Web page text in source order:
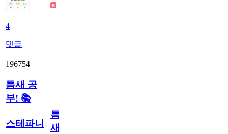
4
댓글
196754
틈새 공
부! 📚
스테파니
틈
새